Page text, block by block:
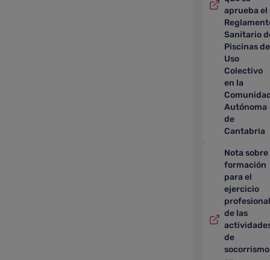
aprueba el
Sanitario
Piscinas de
Uso
Colectivo
en la
Autónoma
de
Cantabria
Nota sobre
formación
para el
ejercicio
profesional
de las
de
socorrismo